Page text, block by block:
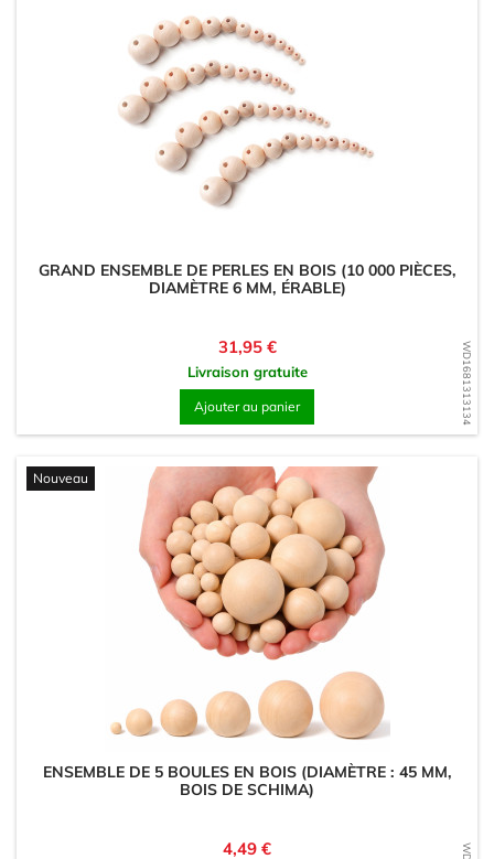
WD1681313134
GRAND ENSEMBLE DE PERLES EN BOIS (10 000 PIÈCES,
DIAMÈTRE 6 MM, ÉRABLE)
Prix
31,95 €
Livraison gratuite
Ajouter au panier
Nouveau
ENSEMBLE DE 5 BOULES EN BOIS (DIAMÈTRE : 45 MM,
BOIS DE SCHIMA)
Prix
4,49 €